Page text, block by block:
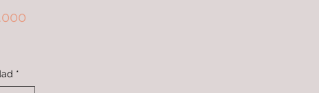
Precio
*